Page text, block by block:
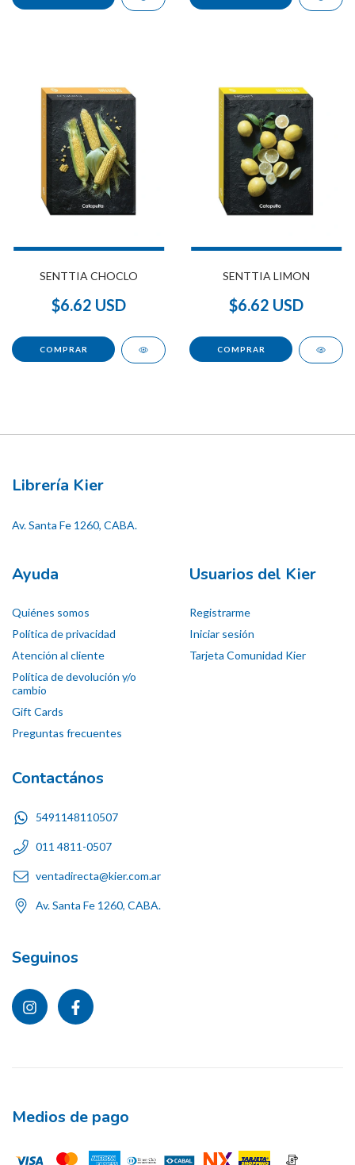
SENTTIA CHOCLO
$6.62 USD
SENTTIA LIMON
$6.62 USD
Librería Kier
Av. Santa Fe 1260, CABA.
Ayuda
Quiénes somos
Política de privacidad
Atención al cliente
Política de devolución y/o
cambio
Gift Cards
Preguntas frecuentes
Usuarios del Kier
Registrarme
Iniciar sesión
Tarjeta Comunidad Kier
Contactános
5491148110507
011 4811-0507
ventadirecta@kier.com.ar
Av. Santa Fe 1260, CABA.
Seguinos
Medios de pago